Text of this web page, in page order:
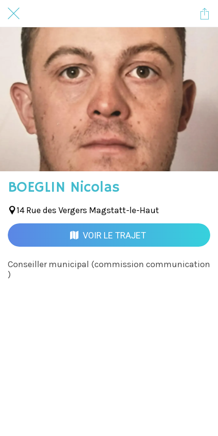
BOEGLIN Nicolas
14 Rue des Vergers Magstatt-le-Haut
VOIR LE TRAJET
Conseiller municipal (commission communication
)